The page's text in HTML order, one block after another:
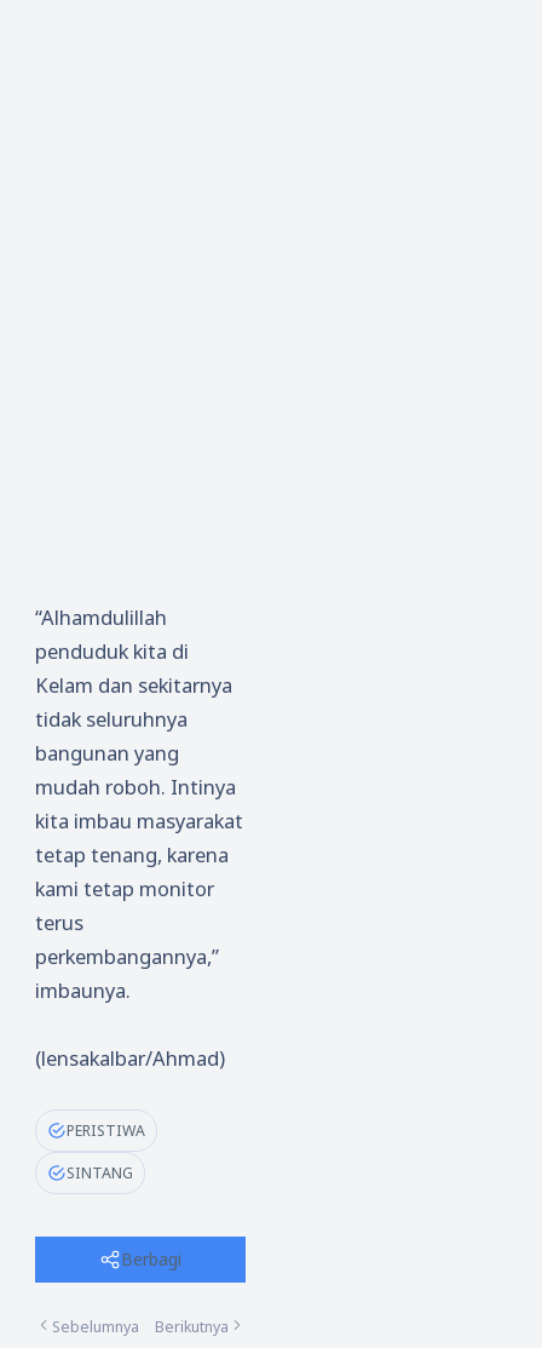
“Alhamdulillah
penduduk kita di
Kelam dan sekitarnya
tidak seluruhnya
bangunan yang
mudah roboh. Intinya
kita imbau masyarakat
tetap tenang, karena
kami tetap monitor
terus
perkembangannya,”
imbaunya.
(lensakalbar/Ahmad)
PERISTIWA
SINTANG
Berbagi
Sebelumnya Berikutnya